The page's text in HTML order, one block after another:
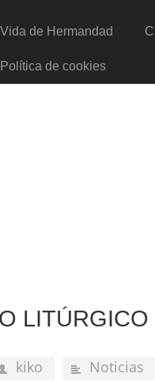
Vida de Hermandad
Política de cookies
LITÚRGICO
kiko Noticias